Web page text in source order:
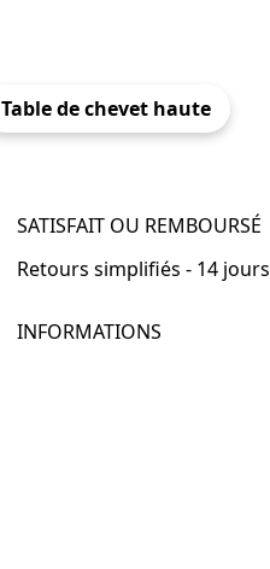
Table de chevet haute
SATISFAIT OU REMBOURSÉ
Retours simplifiés - 14 jours
INFORMATIONS